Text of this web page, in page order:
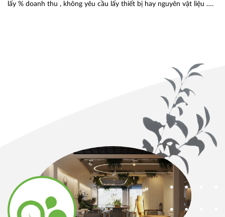
lấy % doanh thu , không yêu cầu lấy thiết bị hay nguyên vật liệu ….